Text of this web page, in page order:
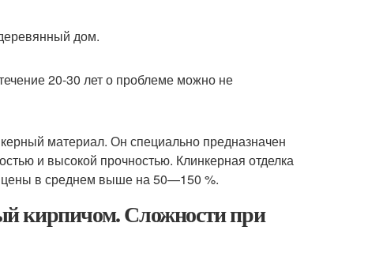
20-30 лет о проблеме можно не
материал. Он специально предназначен
и высокой прочностью. Клинкерная отделка
цены в среднем выше на 50—150 %.
кирпичом. Сложности при